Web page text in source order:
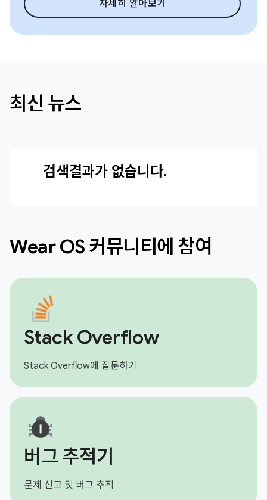
자세히 알아보기
최신 뉴스
검색결과가 없습니다.
Wear OS 커뮤니티에 참여
Stack Overflow
Stack Overflow에 질문하기
버그 추적기
문제 신고 및 버그 추적